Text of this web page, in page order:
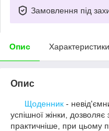
Замовлення під
Опис Характеристики
Опис
Щоденник -
успішної жінки, дозволяє
практичніше, при цьому